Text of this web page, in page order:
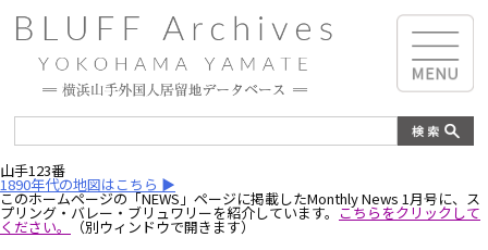
山手123番
1890年代の地図はこちら ▶︎
このホームページの「NEWS」ページに掲載したMonthly News 1月号に、ス
プリング・バレー・ブリュワリーを紹介しています。 こちらをクリックして
ください。
（別ウィンドウで開きます）